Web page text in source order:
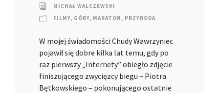
MICHAŁ WALCZEWSKI
FILMY, GÓRY, MARATON , PRZYRODA
W mojej świadomości Chudy Wawrzyniec
pojawił się dobre kilka lat temu, gdy po
raz pierwszy „Internety” obiegło zdjęcie
finiszującego zwycięzcy biegu – Piotra
Bętkowskiego – pokonującego ostatnie